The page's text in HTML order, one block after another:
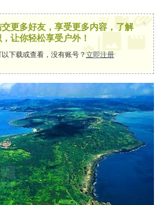
更多好友，享受更多内容，了解
让你轻松享受户外！
以下载或查看，没有账号？立即注册
×